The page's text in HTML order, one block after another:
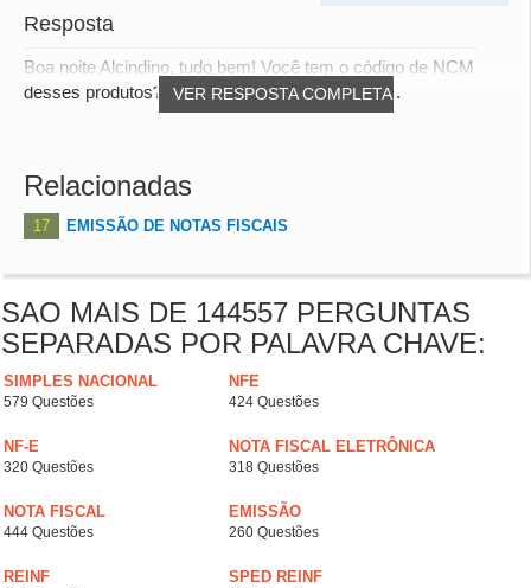
Resposta
VER RESPOSTA COMPLETA
Boa noite Alcindino, tudo bem! Você tem o código de NCM
desses produtos? Através deles podemos te in...
Relacionadas
17 EMISSÃO DE NOTAS FISCAIS
SAO MAIS DE 144557 PERGUNTAS
SEPARADAS POR PALAVRA CHAVE:
SIMPLES NACIONAL
579 Questões
NFE
424 Questões
NF-E
320 Questões
NOTA FISCAL ELETRÔNICA
318 Questões
NOTA FISCAL
444 Questões
EMISSÃO
260 Questões
REINF SPED REINF